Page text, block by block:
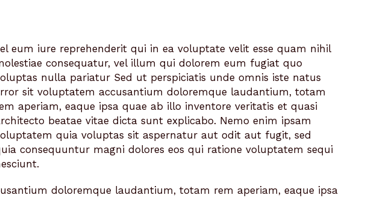
eum iure reprehenderit qui in ea voluptate velit esse quam nihil
consequatur, vel illum qui dolorem eum fugiat quo
nulla pariatur Sed ut perspiciatis unde omnis iste natus
sit voluptatem accusantium doloremque laudantium, totam
aperiam, eaque ipsa quae ab illo inventore veritatis et quasi
beatae vitae dicta sunt explicabo. Nemo enim ipsam
quia voluptas sit aspernatur aut odit aut fugit, sed
consequuntur magni dolores eos qui ratione voluptatem sequi
doloremque laudantium, totam rem aperiam, eaque ipsa